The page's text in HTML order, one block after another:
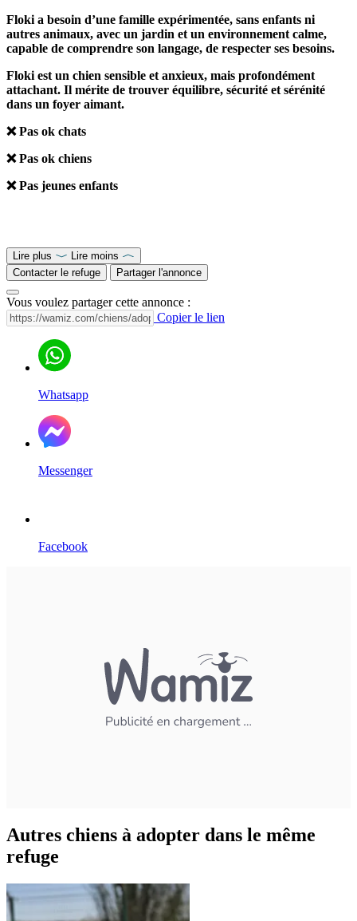
Floki a besoin d’une famille expérimentée, sans enfants ni
autres animaux, avec un jardin et un environnement calme,
capable de comprendre son langage, de respecter ses besoins.
Floki est un chien sensible et anxieux, mais profondément
attachant. Il mérite de trouver équilibre, sécurité et sérénité
dans un foyer aimant.
❌ Pas ok chats
❌ Pas ok chiens
❌ Pas jeunes enfants
Lire plus
Lire moins
Contacter le refuge
Partager l'annonce
Vous voulez partager cette annonce :
Copier le lien
Whatsapp
Messenger
Facebook
Autres chiens à adopter dans le même
refuge